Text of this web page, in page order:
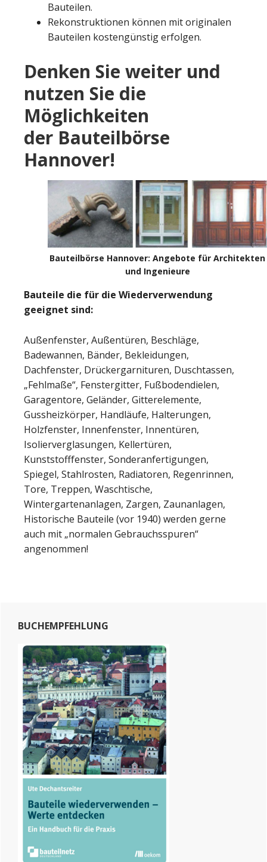
Bauteilen.
Rekonstruktionen können mit originalen
Bauteilen kostengünstig erfolgen.
Denken Sie weiter und
nutzen Sie die
Möglichkeiten
der Bauteilbörse
Hannover!
Bauteilbörse Hannover: Angebote für Architekten
und Ingenieure
Bauteile die für die Wiederverwendung
geeignet sind:
Außenfenster, Außentüren, Beschläge,
Badewannen, Bänder, Bekleidungen,
Dachfenster, Drückergarnituren, Duschtassen,
„Fehlmaße“, Fenstergitter, Fußbodendielen,
Garagentore, Geländer, Gitterelemente,
Gussheizkörper, Handläufe, Halterungen,
Holzfenster, Innenfenster, Innentüren,
Isolierverglasungen, Kellertüren,
Kunststofffenster, Sonderanfertigungen,
Spiegel, Stahlrosten, Radiatoren, Regenrinnen,
Tore, Treppen, Waschtische,
Wintergartenanlagen, Zargen, Zaunanlagen,
Historische Bauteile (vor 1940) werden gerne
auch mit „normalen Gebrauchsspuren“
angenommen!
Primary
Sidebar
BUCHEMPFEHLUNG